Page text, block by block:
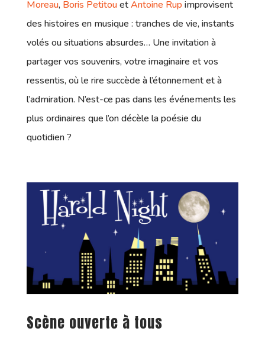
Moreau, Boris PetitouetAntoine Rup improvisent
des histoires en musique : tranches de vie, instants
volés ou situations absurdes… Une invitation à
partager vos souvenirs, votre imaginaire et vos
ressentis, où le rire succède à l’étonnement et à
l’admiration. N’est-ce pas dans les événements les
plus ordinaires que l’on décèle la poésie du
quotidien ?
Scène ouverte à tous